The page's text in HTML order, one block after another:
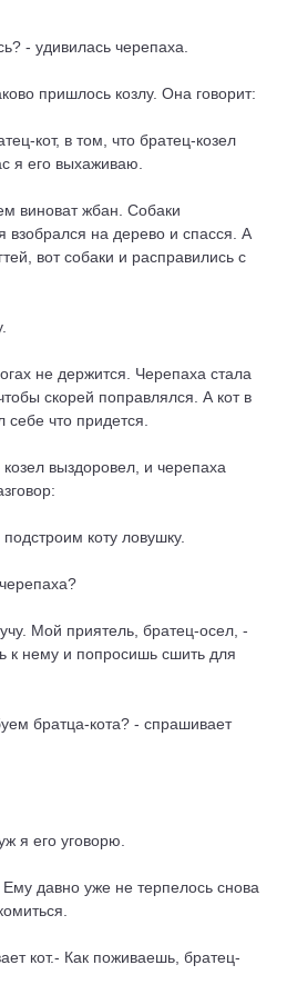
- удивилась черепаха.
пришлось козлу. Она говорит:
кот, в том, что братец-козел
я его выхаживаю.
виноват жбан. Собаки
взобрался на дерево и спасся. А
вот собаки и расправились с
не держится. Черепаха стала
скорей поправлялся. А кот в
что придется.
выздоровел, и черепаха
коту ловушку.
Мой приятель, братец-осел, -
к нему и попросишь сшить для
братца-кота? - спрашивает
я его уговорю.
Ему давно уже не терпелось снова
кот.- Как поживаешь, братец-